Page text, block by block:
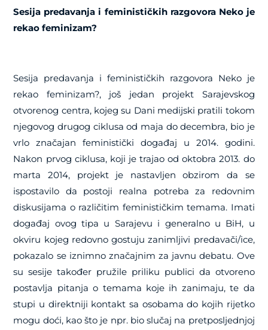
Sesija predavanja i feminističkih razgovora Neko je
rekao feminizam?
Sesija predavanja i feminističkih razgovora Neko je
rekao feminizam?, još jedan projekt Sarajevskog
otvorenog centra, kojeg su Dani medijski pratili tokom
njegovog drugog ciklusa od maja do decembra, bio je
vrlo značajan feministički događaj u 2014. godini.
Nakon prvog ciklusa, koji je trajao od oktobra 2013. do
marta 2014, projekt je nastavljen obzirom da se
ispostavilo da postoji realna potreba za redovnim
diskusijama o različitim feminističkim temama. Imati
događaj ovog tipa u Sarajevu i generalno u BiH, u
okviru kojeg redovno gostuju zanimljivi predavači/ice,
pokazalo se iznimno značajnim za javnu debatu. Ove
su sesije također pružile priliku publici da otvoreno
postavlja pitanja o temama koje ih zanimaju, te da
stupi u direktniji kontakt sa osobama do kojih rijetko
mogu doći, kao što je npr. bio slučaj na pretposljednjoj